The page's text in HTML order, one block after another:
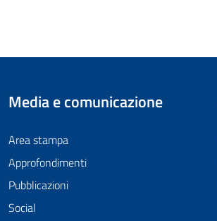
Media e comunicazione
Area stampa
Approfondimenti
Pubblicazioni
Social